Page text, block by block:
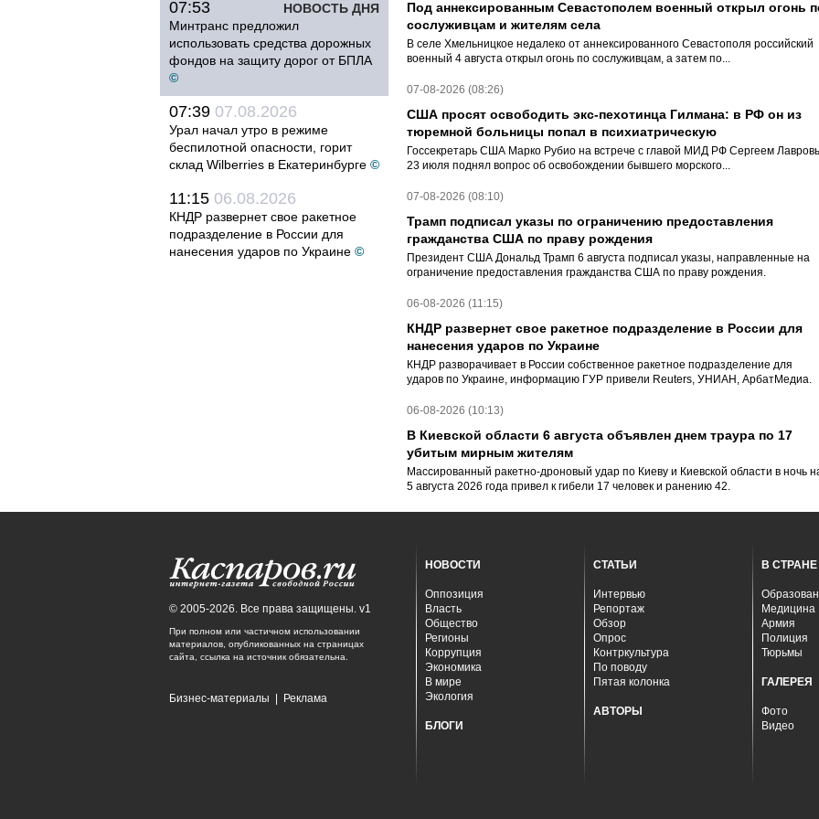
НОВОСТЬ ДНЯ
07:53
Минтранс предложил
использовать средства дорожных
фондов на защиту дорог от БПЛА
©
07:39 07.08.2026
Урал начал утро в режиме
беспилотной опасности, горит
склад Wilberries в Екатеринбурге ©
11:15 06.08.2026
КНДР развернет свое ракетное
подразделение в России для
нанесения ударов по Украине ©
Под аннексированным Севастополем военный открыл огонь
сослуживцам и жителям села
В селе Хмельницкое недалеко от аннексированного Севастополя российский
военный 4 августа открыл огонь по сослуживцам, а затем по...
07-08-2026 (08:26)
США просят освободить экс-пехотинца Гилмана: в РФ он из
тюремной больницы попал в психиатрическую
Госсекретарь США Марко Рубио на встрече с главой МИД РФ Сергеем
23 июля поднял вопрос об освобождении бывшего морского...
07-08-2026 (08:10)
Трамп подписал указы по ограничению предоставления
гражданства США по праву рождения
Президент США Дональд Трамп 6 августа подписал указы, направленные на
ограничение предоставления гражданства США по праву рождения.
06-08-2026 (11:15)
КНДР развернет свое ракетное подразделение в России для
нанесения ударов по Украине
КНДР разворачивает в России собственное ракетное подразделение для
ударов по Украине, информацию ГУР привели Reuters, УНИАН, АрбатМедиа.
06-08-2026 (10:13)
В Киевской области 6 августа объявлен днем траура по 17
убитым мирным жителям
Массированный ракетно-дроновый удар по Киеву и Киевской области в ночь
5 августа 2026 года привел к гибели 17 человек и ранению 42.
© 2005-2026. Все права защищены. v1
При полном или частичном использовании
материалов, опубликованных на страницах
сайта, ссылка на источник обязательна.
Бизнес-материалы Реклама
НОВОСТИ
Оппозиция
Власть
Общество
Регионы
Коррупция
Экономика
В мире
Экология
БЛОГИ
СТАТЬИ
Интервью
Репортаж
Обзор
Опрос
Контркультура
По поводу
Пятая колонка
АВТОРЫ
В СТРАНЕ
Медицина
Армия
Полиция
Тюрьмы
ГАЛЕРЕЯ
Фото
Видео